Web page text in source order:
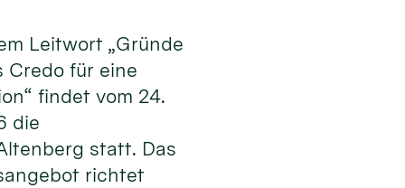
Leitwort „Gründe
Credo für eine
findet vom 24.
die
statt. Das
richtet